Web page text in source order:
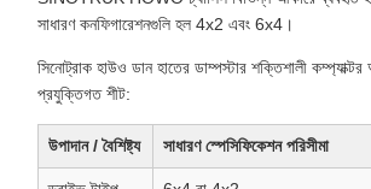
সাধারণ কনফিগারেশনগুলি হল 4x2 এবং 6x4।
সিনোট্রাক হাউও ডান হাতের ডাম্পস্টার শক্তিশালী কম্প্যাক্টর
প্রযুক্তিগত শীট:
উপাদান / বৈশিষ্ট্য সাধারণ স্পেসিফিকেশন পরিসীমা